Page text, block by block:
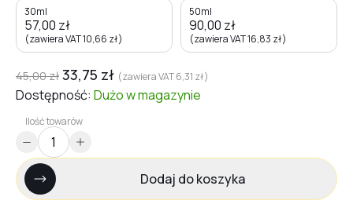
30ml
57,00 zł
(zawiera VAT10,66 zł)
50ml
90,00 zł
(zawiera VAT16,83 zł)
45,00zł 33,75 zł (zawiera VAT6,31 zł)
Dostępność: Dużow magazynie
Ilość towarów
Dodaj do koszyka